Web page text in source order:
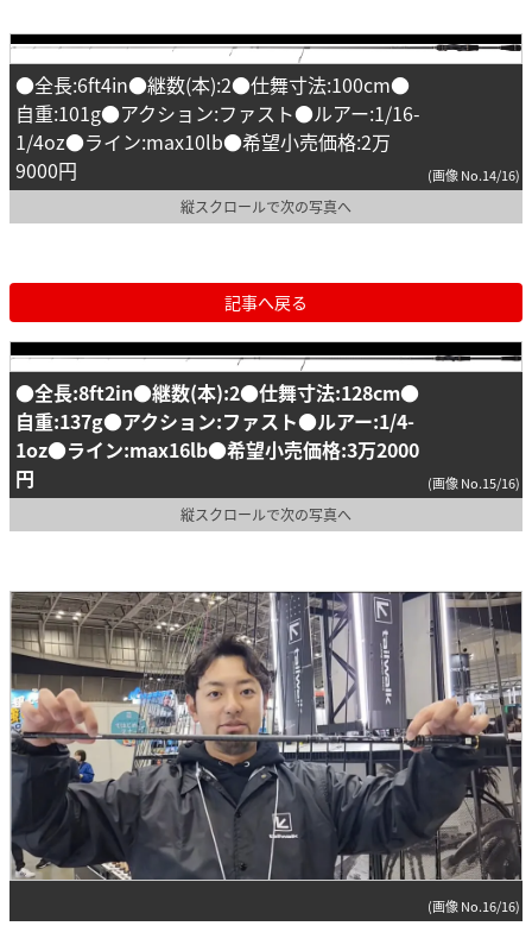
●全長:6ft4in●継数(本):2●仕舞寸法:100cm●
自重:101g●アクション:ファスト●ルアー:1/16-
1/4oz●ライン:max10lb●希望小売価格:2万
9000円
(画像 No.14/16)
縦スクロールで次の写真へ
記事へ戻る
●全長:8ft2in●継数(本):2●仕舞寸法:128cm●
自重:137g●アクション:ファスト●ルアー:1/4-
1oz●ライン:max16lb●希望小売価格:3万2000
円
(画像 No.15/16)
縦スクロールで次の写真へ
(画像 No.16/16)